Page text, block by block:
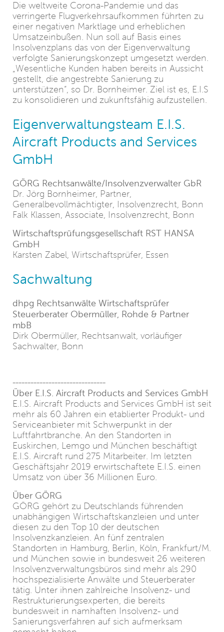
Die weltweite Corona-Pandemie und das
verringerte Flugverkehrsaufkommen führten zu
einer negativen Marktlage und erheblichen
Umsatzeinbußen. Nun soll auf Basis eines
Insolvenzplans das von der Eigenverwaltung
verfolgte Sanierungskonzept umgesetzt werden.
„Wesentliche Kunden haben bereits in Aussicht
gestellt, die angestrebte Sanierung zu
unterstützen“, so Dr. Bornheimer. Ziel ist es, E.I.S
zu konsolidieren und zukunftsfähig aufzustellen.
Eigenverwaltungsteam E.I.S.
Aircraft Products and Services
GmbH
GÖRG Rechtsanwälte/Insolvenzverwalter GbR
Dr. Jörg Bornheimer, Partner,
Generalbevollmächtigter, Insolvenzrecht, Bonn
Falk Klassen, Associate, Insolvenzrecht, Bonn
Wirtschaftsprüfungsgesellschaft RST HANSA
GmbH
Karsten Zabel, Wirtschaftsprüfer, Essen
Sachwaltung
dhpg Rechtsanwälte Wirtschaftsprüfer
Steuerberater Obermüller, Rohde & Partner
mbB
Dirk Obermüller, Rechtsanwalt, vorläufiger
Sachwalter, Bonn
-------------------------------
Über E.I.S. Aircraft Products and Services GmbH
E.I.S. Aircraft Products and Services GmbH ist seit
mehr als 60 Jahren ein etablierter Produkt- und
Serviceanbieter mit Schwerpunkt in der
Luftfahrtbranche. An den Standorten in
Euskirchen, Lemgo und München beschäftigt
E.I.S. Aircraft rund 275 Mitarbeiter. Im letzten
Geschäftsjahr 2019 erwirtschaftete E.I.S. einen
Umsatz von über 36 Millionen Euro.
Über GÖRG
GÖRG gehört zu Deutschlands führenden
unabhängigen Wirtschaftskanzleien und unter
diesen zu den Top 10 der deutschen
Insolvenzkanzleien. An fünf zentralen
Standorten in Hamburg, Berlin, Köln, Frankfurt/M.
und München sowie in bundesweit 26 weiteren
Insolvenzverwaltungsbüros sind mehr als 290
hochspezialisierte Anwälte und Steuerberater
tätig. Unter ihnen zahlreiche Insolvenz- und
Restrukturierungsexperten, die bereits
bundesweit in namhaften Insolvenz- und
Sanierungsverfahren auf sich aufmerksam